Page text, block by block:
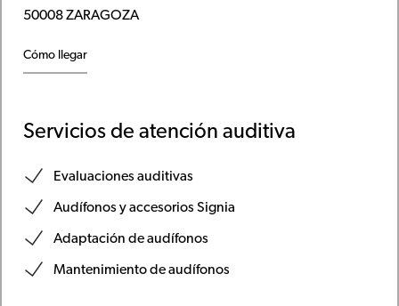
50008 ZARAGOZA
Cómo llegar
Servicios de atención auditiva
Evaluaciones auditivas
Audífonos y accesorios Signia
Adaptación de audífonos
Mantenimiento de audífonos